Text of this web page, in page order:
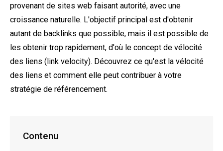
provenant de sites web faisant autorité, avec une
croissance naturelle. L'objectif principal est d'obtenir
autant de backlinks que possible, mais il est possible de
les obtenir trop rapidement, d'où le concept de vélocité
des liens (link velocity). Découvrez ce qu'est la vélocité
des liens et comment elle peut contribuer à votre
stratégie de référencement.
Contenu